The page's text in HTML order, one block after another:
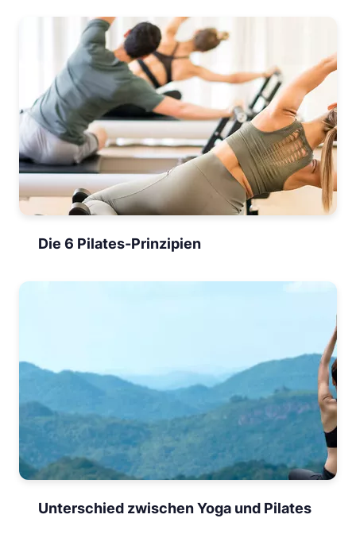
Die 6 Pilates-Prinzipien
Unterschied zwischen Yoga und Pilates